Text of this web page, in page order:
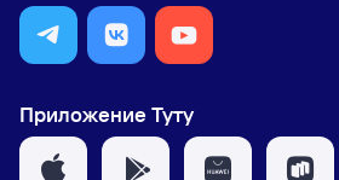
Приложение Туту